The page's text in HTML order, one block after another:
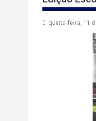
quinta-feira, 11